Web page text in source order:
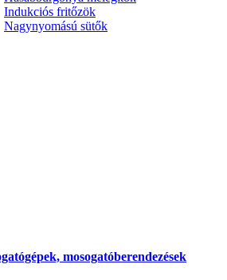
Indukciós fritőzök
Nagynyomású sütők
mosogatóberendezések